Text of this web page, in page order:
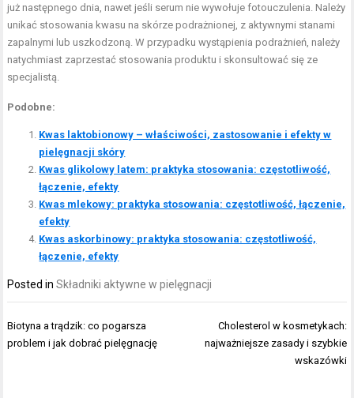
już następnego dnia, nawet jeśli serum nie wywołuje fotouczulenia. Należy
unikać stosowania kwasu na skórze podrażnionej, z aktywnymi stanami
zapalnymi lub uszkodzoną. W przypadku wystąpienia podrażnień, należy
natychmiast zaprzestać stosowania produktu i skonsultować się ze
specjalistą.
Podobne:
Kwas laktobionowy – właściwości, zastosowanie i efekty w
pielęgnacji skóry
Kwas glikolowy latem: praktyka stosowania: częstotliwość,
łączenie, efekty
Kwas mlekowy: praktyka stosowania: częstotliwość, łączenie,
efekty
Kwas askorbinowy: praktyka stosowania: częstotliwość,
łączenie, efekty
Posted inSkładniki aktywne w pielęgnacji
Nawigacja
wpisu
Biotyna a trądzik: co pogarsza
problem i jak dobrać pielęgnację
Cholesterol w kosmetykach:
najważniejsze zasady i szybkie
wskazówki